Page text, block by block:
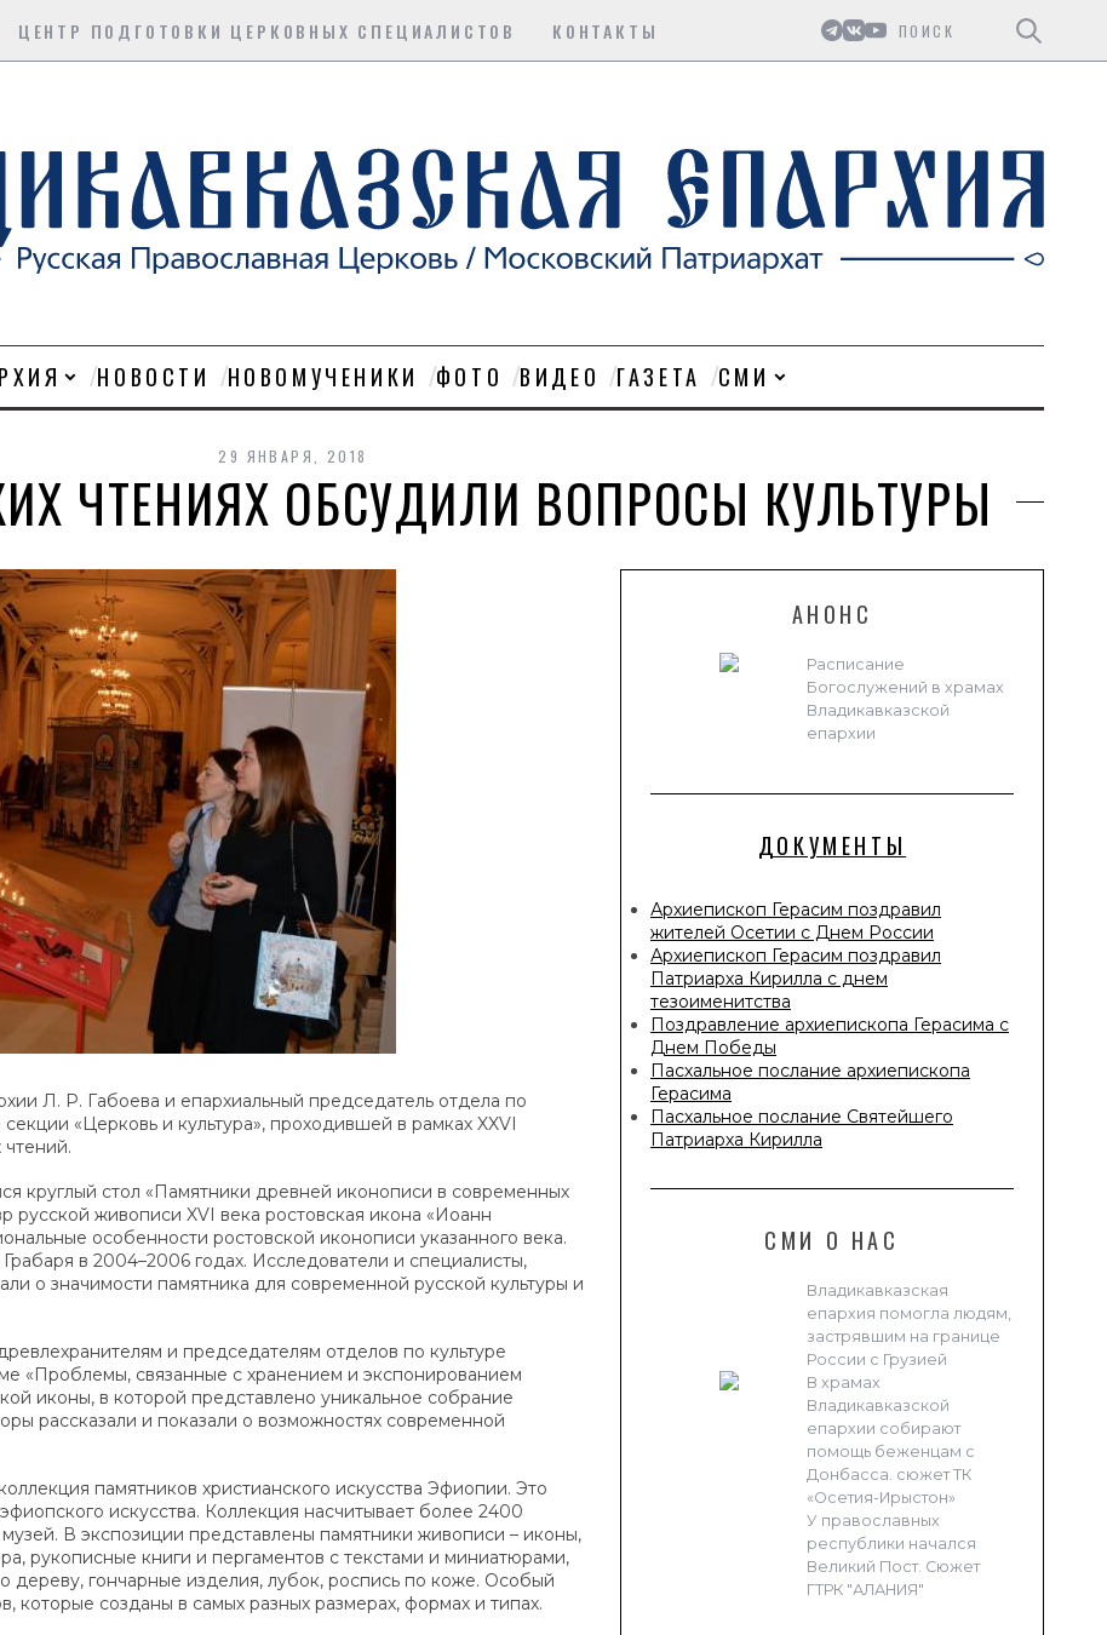
ЦЕНТР ПОДГОТОВКИ ЦЕРКОВНЫХ СПЕЦИАЛИСТОВ КОНТАКТЫ
НОВОСТИ НОВОМУЧЕНИКИ ФОТО ВИДЕО ГАЗЕТА СМИ
29 ЯНВАРЯ, 2018
ЧТЕНИЯХ ОБСУДИЛИ ВОПРОСЫ КУЛЬТУРЫ
АНОНС
Расписание
Богослужений в храмах
Владикавказской
епархии
ДОКУМЕНТЫ
Архиепископ Герасим поздравил
жителей Осетии с Днем России
Архиепископ Герасим поздравил
Патриарха Кирилла с днем
тезоименитства
Поздравление архиепископа Герасима с
Днем Победы
Пасхальное послание архиепископа
Герасима
Пасхальное послание Святейшего
Патриарха Кирилла
СМИ О НАС
Владикавказская
епархия помогла людям,
застрявшим на границе
России с Грузией
В храмах
Владикавказской
епархии собирают
помощь беженцам с
Донбасса. сюжет ТК
«Осетия-Ирыстон»
У православных
республики начался
Великий Пост. Сюжет
ГТРК "АЛАНИЯ"
Л. Р. Габоева и епархиальный председатель отдела по
«Церковь и культура», проходившей в рамках XXVI
круглый стол «Памятники древней иконописи в современных
русской живописи XVI века ростовская икона «Иоанн
особенности ростовской иконописи указанного века.
в 2004–2006 годах. Исследователи и специалисты,
о значимости памятника для современной русской культуры и
и председателям отделов по культуре
«Проблемы, связанные с хранением и экспонированием
иконы, в которой представлено уникальное собрание
рассказали и показали о возможностях современной
памятников христианского искусства Эфиопии. Это
искусства. Коллекция насчитывает более 2400
В экспозиции представлены памятники живописи – иконы,
рукописные книги и пергаментов с текстами и миниатюрами,
гончарные изделия, лубок, роспись по коже. Особый
которые созданы в самых разных размерах, формах и типах.